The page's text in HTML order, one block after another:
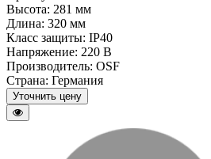
Высота: 281 мм
Длина: 320 мм
Класс защиты: IP40
Напряжение: 220 В
Производитель: OSF
Страна: Германия
Уточнить цену